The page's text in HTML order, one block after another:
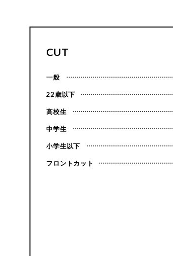
CUT
一般
22歳以下
高校生
中学生
小学生以下
フロントカット